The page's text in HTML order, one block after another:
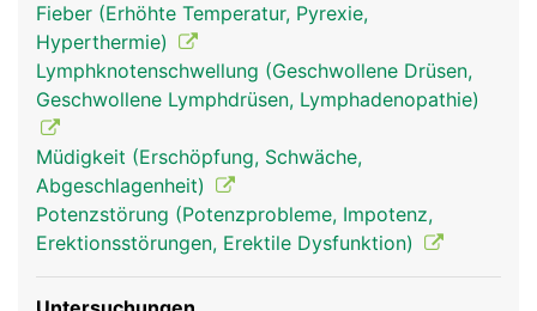
Fieber (Erhöhte Temperatur, Pyrexie,
Hyperthermie)
Lymphknotenschwellung (Geschwollene Drüsen,
Geschwollene Lymphdrüsen, Lymphadenopathie)
Müdigkeit (Erschöpfung, Schwäche,
Abgeschlagenheit)
Potenzstörung (Potenzprobleme, Impotenz,
Erektionsstörungen, Erektile Dysfunktion)